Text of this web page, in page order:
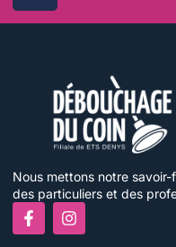
Nous mettons notre
des particuliers et des
F
a
I
n